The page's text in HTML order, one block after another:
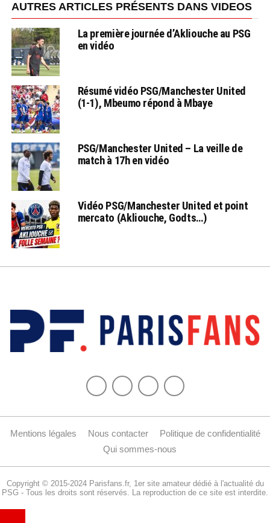
AUTRES ARTICLES PRÉSENTS DANS VIDEOS
La première journée d’Akliouche au PSG
en vidéo
Résumé vidéo PSG/Manchester United
(1-1), Mbeumo répond à Mbaye
PSG/Manchester United – La veille de
match à 17h en vidéo
Vidéo PSG/Manchester United et point
mercato (Akliouche, Godts…)
Mentions légales Nous contacter
Politique de confidentialité
Qui sommes-nous
Copyright © 2015-2024 Parisfans.fr, 1er site amateur dédié à l'actualité du
PSG - Tous les droits sont réservés. La reproduction de ce site est interdite.